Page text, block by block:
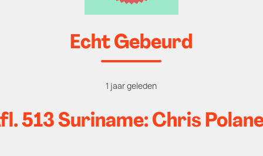
Echt Gebeurd
1 jaar geleden
513 Suriname: Chris